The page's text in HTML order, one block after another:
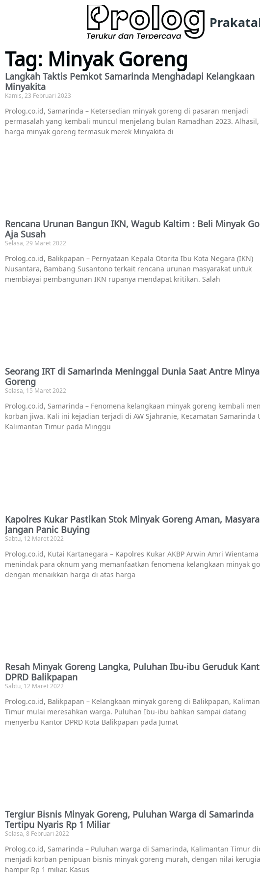
Prakata
Tag: Minyak Goreng
Langkah Taktis Pemkot Samarinda Menghadapi Kelangkaan
Minyakita
Kamis, 23 Februari 2023
Prolog.co.id, Samarinda – Ketersedian minyak goreng di pasaran menjadi
permasalah yang kembali muncul menjelang bulan Ramadhan 2023. Alhasil,
harga minyak goreng termasuk merek Minyakita di
Rencana Urunan Bangun IKN, Wagub Kaltim : Beli Minyak
Aja Susah
Selasa, 29 Maret 2022
Prolog.co.id, Balikpapan – Pernyataan Kepala Otorita Ibu Kota Negara (IKN)
Nusantara, Bambang Susantono terkait rencana urunan masyarakat untuk
membiayai pembangunan IKN rupanya mendapat kritikan. Salah
Seorang IRT di Samarinda Meninggal Dunia Saat Antre
Goreng
Selasa, 15 Maret 2022
Prolog.co.id, Samarinda – Fenomena kelangkaan minyak goreng kembali
korban jiwa. Kali ini kejadian terjadi di AW Sjahranie, Kecamatan Samarinda
Kalimantan Timur pada Minggu
Kapolres Kukar Pastikan Stok Minyak Goreng Aman,
Jangan Panic Buying
Sabtu, 12 Maret 2022
Prolog.co.id, Kutai Kartanegara – Kapolres Kukar AKBP Arwin Amri
menindak para oknum yang memanfaatkan fenomena kelangkaan minyak
dengan menaikkan harga di atas harga
Resah Minyak Goreng Langka, Puluhan Ibu-ibu Geruduk
DPRD Balikpapan
Sabtu, 12 Maret 2022
Prolog.co.id, Balikpapan – Kelangkaan minyak goreng di Balikpapan,
Timur mulai meresahkan warga. Puluhan Ibu-ibu bahkan sampai datang
menyerbu Kantor DPRD Kota Balikpapan pada Jumat
Tergiur Bisnis Minyak Goreng, Puluhan Warga di Samarinda
Tertipu Nyaris Rp 1 Miliar
Selasa, 8 Februari 2022
Prolog.co.id, Samarinda – Puluhan warga di Samarinda, Kalimantan Timur
menjadi korban penipuan bisnis minyak goreng murah, dengan nilai
hampir Rp 1 miliar. Kasus